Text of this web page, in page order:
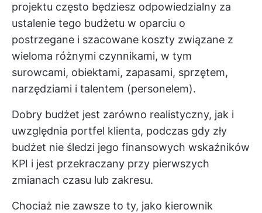
projektu często będziesz odpowiedzialny za
ustalenie tego budżetu w oparciu o
postrzegane i szacowane koszty związane z
wieloma różnymi czynnikami, w tym
surowcami, obiektami, zapasami, sprzętem,
narzędziami i talentem (personelem).
Dobry budżet jest zarówno realistyczny, jak i
uwzględnia portfel klienta, podczas gdy zły
budżet nie śledzi jego finansowych wskaźników
KPI i jest przekraczany przy pierwszych
zmianach czasu lub zakresu.
Chociaż nie zawsze to ty, jako kierownik